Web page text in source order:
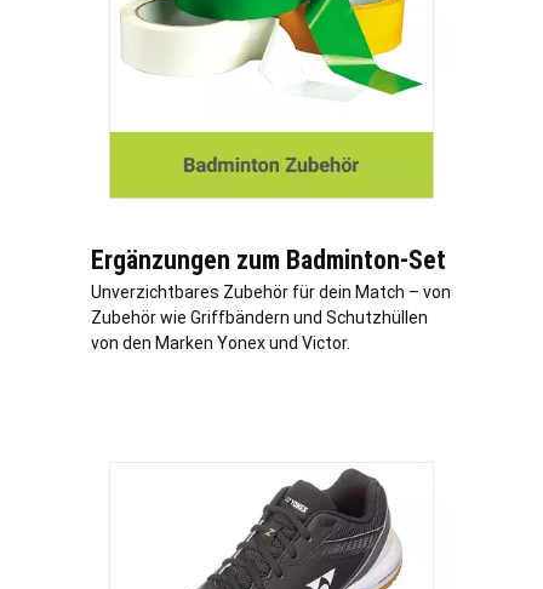
Ergänzungen zum Badminton-Set
Unverzichtbares Zubehör für dein Match – von
Zubehör wie Griffbändern und Schutzhüllen
von den Marken Yonex und Victor.